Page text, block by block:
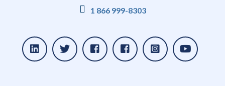
1 866 999-8303